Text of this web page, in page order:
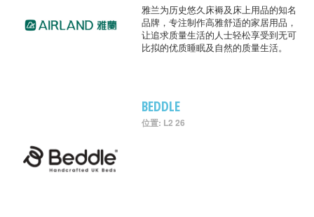
雅兰为历史悠久床褥及床上用品的知名
品牌，专注制作高雅舒适的家居用品，
让追求质量生活的人士轻松享受到无可
比拟的优质睡眠及自然的质量生活。
BEDDLE
位置: L2 26